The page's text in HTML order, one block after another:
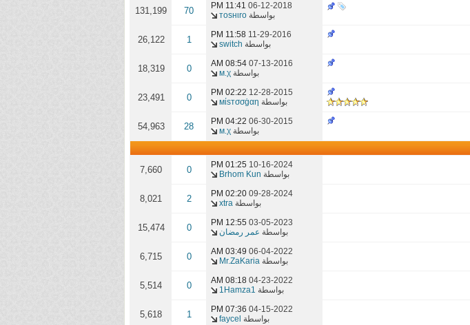
06-12-2018
11:41 PM
بواسطة тoѕнιro
70
131,199
11-29-2016
11:58 PM
بواسطة switch
1
26,122
07-13-2016
08:54 AM
بواسطة м.χ
0
18,319
12-28-2015
02:22 PM
بواسطة мίѕтσσġαη
0
23,491
06-30-2015
04:22 PM
بواسطة м.χ
28
54,963
10-16-2024
01:25 PM
بواسطة Brhom Kun
0
7,660
09-28-2024
02:20 PM
بواسطة xtra
2
8,021
03-05-2023
12:55 PM
بواسطة عمر رمضان 0
15,474
06-04-2022
03:49 AM
بواسطة Mr.ZaKaria
0
6,715
04-23-2022
08:18 AM
بواسطة 1Hamza1
0
5,514
04-15-2022
07:36 PM
بواسطة faycel
1
5,618